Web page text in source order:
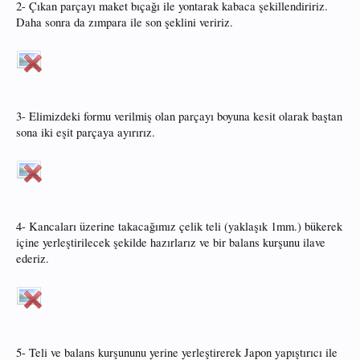
2- Çıkan parçayı maket bıçağı ile yontarak kabaca şekillendiririz.
Daha sonra da zımpara ile son şeklini veririz.
3- Elimizdeki formu verilmiş olan parçayı boyuna kesit olarak baştan
sona iki eşit parçaya ayırırız.
4- Kancaları üzerine takacağımız çelik teli (yaklaşık 1mm.) bükerek
içine yerleştirilecek şekilde hazırlarız ve bir balans kurşunu ilave
ederiz.
5- Teli ve balans kurşununu yerine yerleştirerek Japon yapıştırıcı ile